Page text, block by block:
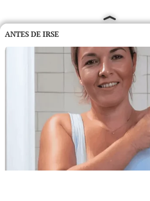
ANTES DE IRSE